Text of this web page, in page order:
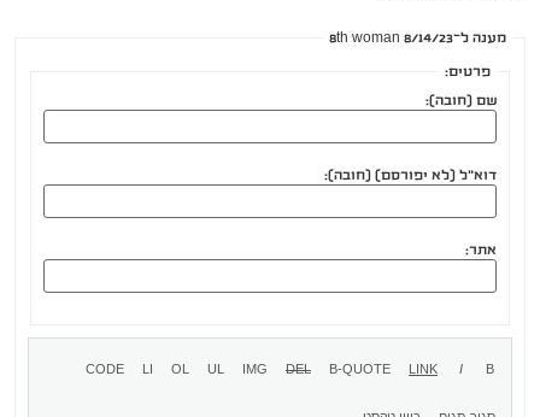
מענה ל־8/14/23 8th woman
פרטים:
שם (חובה):
דוא"ל (לא יפורסם) (חובה):
אתר: